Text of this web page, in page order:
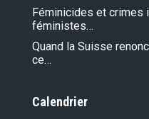
Féminicides et crimes
féministes…
Quand la Suisse
ce…
Calendrier